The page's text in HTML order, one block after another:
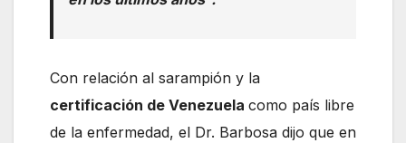
Con relación al sarampión y la
certificación de Venezuela como país libre
de la enfermedad, el Dr. Barbosa dijo que en